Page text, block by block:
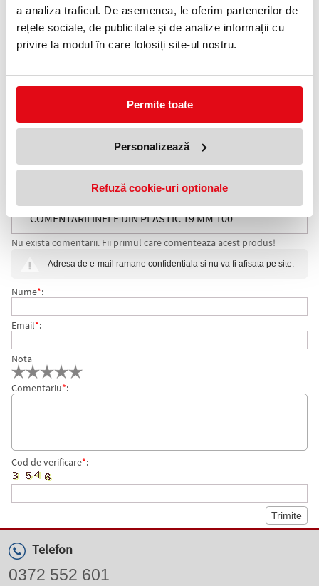
a analiza traficul. De asemenea, le oferim partenerilor de
rețele sociale, de publicitate și de analize informații cu
privire la modul în care folosiți site-ul nostru.
Permite toate
Personalizează
Refuză cookie-uri optionale
Ambalare: 100 inele/set.
Capacitate legare: 125 coli.
Inele din plastic pentru spiralarea documentelor.
COMENTARII INELE DIN PLASTIC 19 MM 100
Nu exista comentarii. Fii primul care comenteaza acest produs!
Adresa de e-mail ramane confidentiala si nu va fi afisata pe site.
Nume*:
Email*:
Nota
Comentariu*:
Cod de verificare*:
Telefon
0372 552 601